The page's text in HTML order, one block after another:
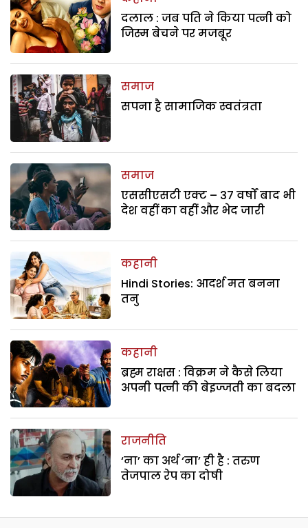
दलाल : जब पति ने किया पत्नी को
जिस्म बेचने पर मजबूर
समाज
सपना है सामाजिक स्वतंत्रता
समाज
एससीएसटी एक्ट – 37 वर्षों बाद भी
देश वहीं का वहीं और भेद जारी
कहानी
Hindi Stories: आदर्श मत बनना
तनु
कहानी
ब्रह्म राक्षस : विक्रम ने कैसे लिया
अपनी पत्नी की बेइज्जती का बदला
राजनीति
‘ना’ का अर्थ ‘ना’ ही है : तरुण
तेजपाल रेप का दोषी